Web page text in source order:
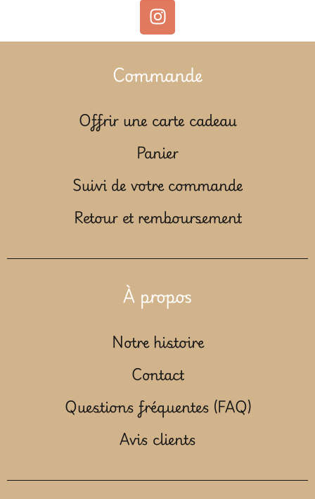
Commande
Offrir une carte cadeau
Panier
Suivi de votre commande
Retour et remboursement
À propos
Notre histoire
Contact
Questions fréquentes (FAQ)
Avis clients